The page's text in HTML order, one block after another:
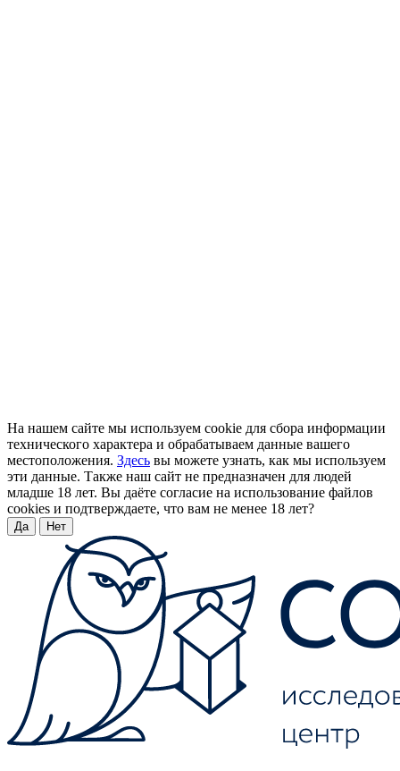
На нашем сайте мы используем cookie для сбора информации
технического характера и обрабатываем данные вашего
местоположения. Здесь вы можете узнать, как мы используем
эти данные. Также наш сайт не предназначен для людей
младше 18 лет. Вы даёте согласие на использование файлов
cookies и подтверждаете, что вам не менее 18 лет?
Да Нет